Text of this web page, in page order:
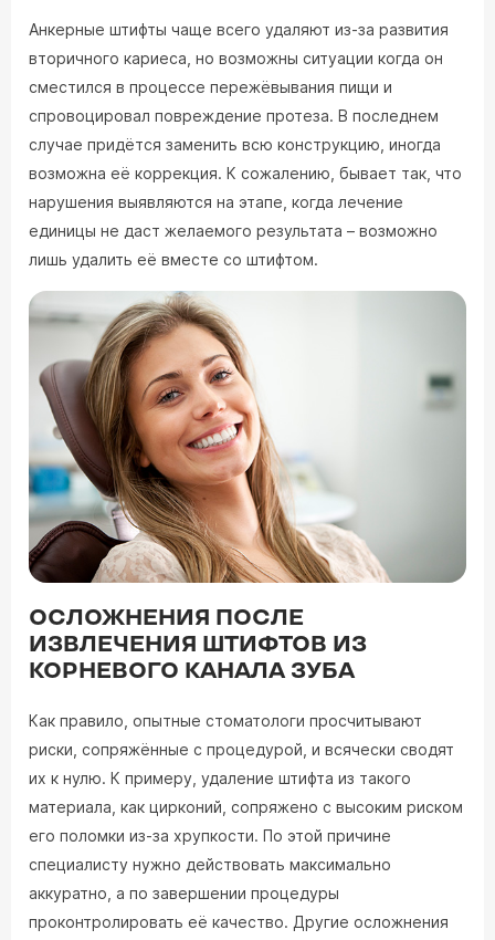
Анкерные штифты чаще всего удаляют из-за развития
вторичного кариеса, но возможны ситуации когда он
сместился в процессе пережёвывания пищи и
спровоцировал повреждение протеза. В последнем
случае придётся заменить всю конструкцию, иногда
возможна её коррекция. К сожалению, бывает так, что
нарушения выявляются на этапе, когда лечение
единицы не даст желаемого результата – возможно
лишь удалить её вместе со штифтом.
ОСЛОЖНЕНИЯ ПОСЛЕ
ИЗВЛЕЧЕНИЯ ШТИФТОВ ИЗ
КОРНЕВОГО КАНАЛА ЗУБА
Как правило, опытные стоматологи просчитывают
риски, сопряжённые с процедурой, и всячески сводят
их к нулю. К примеру, удаление штифта из такого
материала, как цирконий, сопряжено с высоким риском
его поломки из-за хрупкости. По этой причине
специалисту нужно действовать максимально
аккуратно, а по завершении процедуры
проконтролировать её качество. Другие осложнения